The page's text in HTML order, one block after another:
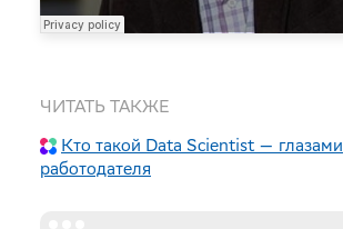
ЧИТАТЬ ТАКЖЕ
Кто такой Data Scientist — глазами
работодателя